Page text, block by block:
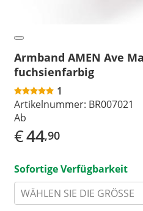
Armband AMEN Ave
fuchsienfarbig
1
Artikelnummer: BR007021
Ab
€44,90
Sofortige Verfügbarkeit
WÄHLEN SIE DIE GRÖSSE